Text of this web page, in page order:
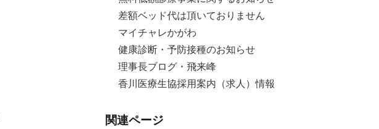
差額ベッド代は頂いておりません
マイチャレかがわ
健康診断・予防接種のお知らせ
理事長ブログ・飛来峰
香川医療生協採用案内（求人）情報
関連ページ